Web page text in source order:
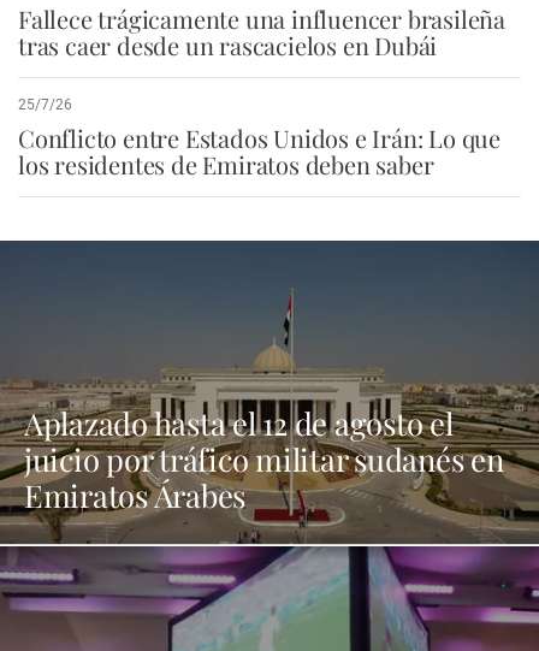
Fallece trágicamente una influencer brasileña
tras caer desde un rascacielos en Dubái
25/7/26
Conflicto entre Estados Unidos e Irán: Lo que
los residentes de Emiratos deben saber
Aplazado hasta el 12 de agosto el
juicio por tráfico militar sudanés en
Emiratos Árabes